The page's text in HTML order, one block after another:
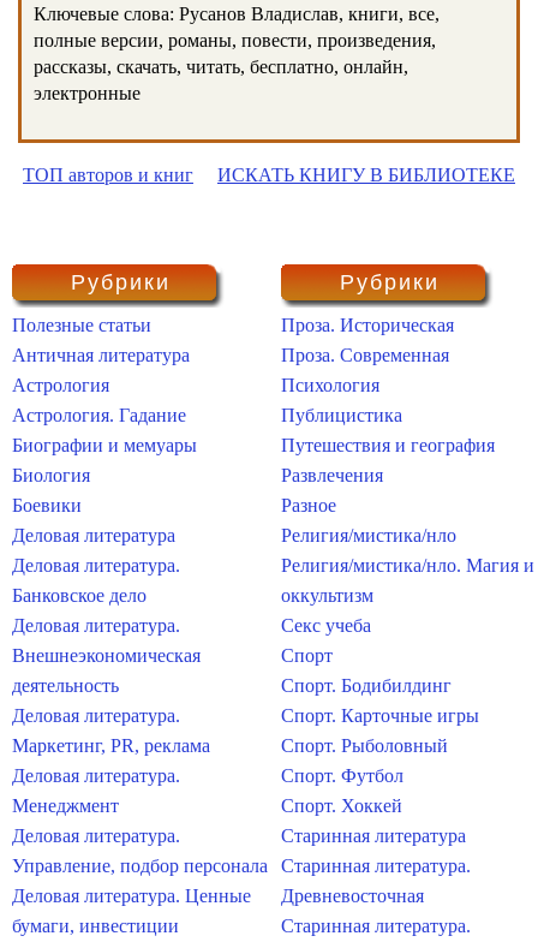
Ключевые слова: Русанов Владислав, книги, все,
полные версии, романы, повести, произведения,
рассказы, скачать, читать, бесплатно, онлайн,
электронные
ТОП авторов и книг ИСКАТЬ КНИГУ В БИБЛИОТЕКЕ
Рубрики
Полезные статьи
Античная литература
Астрология
Астрология. Гадание
Биографии и мемуары
Биология
Боевики
Деловая литература
Деловая литература.
Банковское дело
Деловая литература.
Внешнеэкономическая
деятельность
Деловая литература.
Маркетинг, PR, реклама
Деловая литература.
Менеджмент
Деловая литература.
Управление, подбор персонала
Деловая литература. Ценные
бумаги, инвестиции
Рубрики
Проза. Историческая
Проза. Современная
Психология
Публицистика
Путешествия и география
Развлечения
Разное
Религия/мистика/нло
Религия/мистика/нло. Магия и
оккультизм
Секс учеба
Спорт
Спорт. Бодибилдинг
Спорт. Карточные игры
Спорт. Рыболовный
Спорт. Футбол
Спорт. Хоккей
Старинная литература
Старинная литература.
Древневосточная
Старинная литература.